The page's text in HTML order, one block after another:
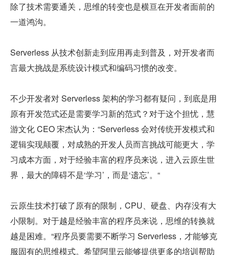
除了技术需要通关，思维的转变也是横亘在开发者面前的
一道鸿沟。
Serverless 从技术创新走到应用再走到普及，对开发者而
言最大挑战是系统设计模式和编码习惯的改变。
不少开发者对 Serverless 架构的学习都有疑问，到底是用
原有开发范式还是需要学习新的范式？对于这个担忧，慧
游文化 CEO 宋杰认为：“Serverless 会对传统开发模式和
逻辑实现颠覆，对成熟的开发人员而言挑战可能更大，学
习成本方面，对于经验丰富的程序员来说，进入云原生世
界，最大的障碍不是‘学习’，而是‘遗忘’。“
云原生技术打破了原有的限制，CPU、硬盘、内存没有大
小限制。对于越是经验丰富的程序员来说，思维的转换就
越是困难。“程序员要需要不断学习 Serverless，才能够克
服固有的思维模式。希望阿里云能够提供更多的培训帮助